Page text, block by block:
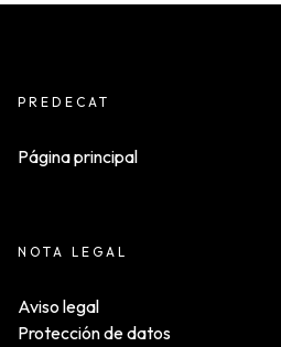
PREDECAT
Página principal
NOTA LEGAL
Aviso legal
Protección de datos